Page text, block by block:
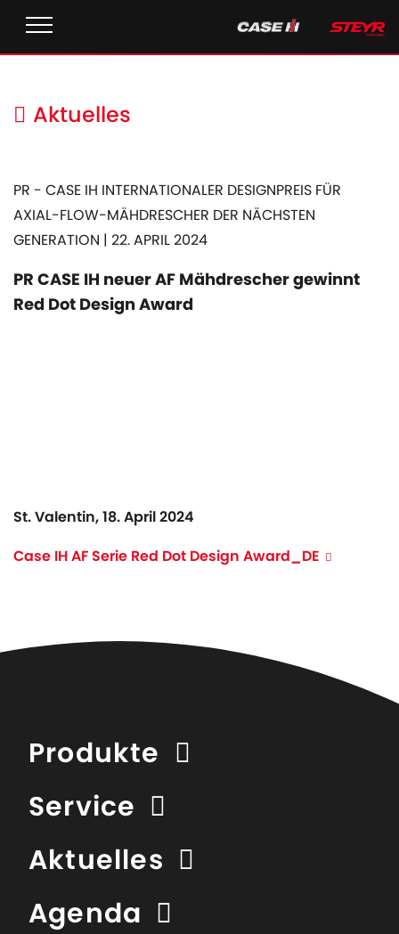
Aktuelles
PR - CASE IH INTERNATIONALER DESIGNPREIS FÜR
AXIAL-FLOW-MÄHDRESCHER DER NÄCHSTEN
GENERATION | 22. APRIL 2024
PR CASE IH neuer AF Mähdrescher gewinnt
Red Dot Design Award
St. Valentin, 18. April 2024
Case IH AF Serie Red Dot Design Award_DE
Produkte
Service
Aktuelles
Agenda